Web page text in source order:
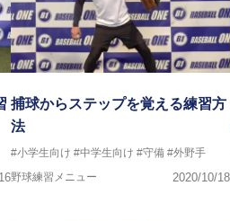
捕球からステップを覚える練習方
法
#小学生向け #中学生向け #守備 #外野手
野球練習メニュー
2020/10/18